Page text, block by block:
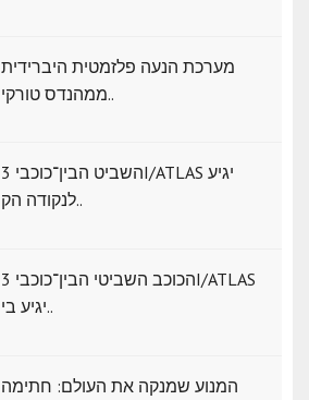
מערכת הנעה פלזמטית היברידית
ממהנדס טורקי..
השביט הבין־כוכבי 3I/ATLAS יגיע
לנקודה הק..
הכוכב השביטי הבין־כוכבי 3I/ATLAS
יגיע בי..
המנוע שמנקה את העולם: חתימה